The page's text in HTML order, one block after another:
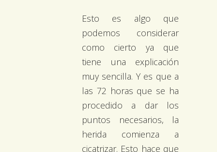
Esto es algo que
podemos considerar
como cierto ya que
tiene una explicación
muy sencilla. Y es que a
las 72 horas que se ha
procedido a dar los
puntos necesarios, la
herida comienza a
cicatrizar. Esto hace que